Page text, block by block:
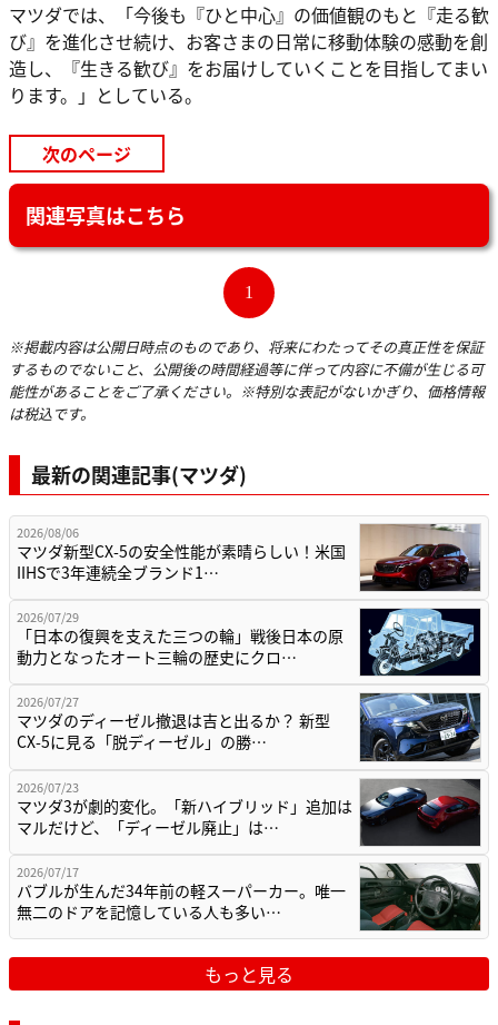
マツダでは、「今後も『ひと中心』の価値観のもと『走る歓
び』を進化させ続け、お客さまの日常に移動体験の感動を創
造し、『生きる歓び』をお届けしていくことを目指してまい
ります。」としている。
次のページ
関連写真はこちら
1
※掲載内容は公開日時点のものであり、将来にわたってその真正性を保証
するものでないこと、公開後の時間経過等に伴って内容に不備が生じる可
能性があることをご了承ください。※特別な表記がないかぎり、価格情報
は税込です。
最新の関連記事(マツダ)
2026/08/06
マツダ新型CX-5の安全性能が素晴らしい！米国
IIHSで3年連続全ブランド1…
2026/07/29
「日本の復興を支えた三つの輪」戦後日本の原
動力となったオート三輪の歴史にクロ…
2026/07/27
マツダのディーゼル撤退は吉と出るか？ 新型
CX-5に見る「脱ディーゼル」の勝…
2026/07/23
マツダ3が劇的変化。「新ハイブリッド」追加は
マルだけど、「ディーゼル廃止」は…
2026/07/17
バブルが生んだ34年前の軽スーパーカー。唯一
無二のドアを記憶している人も多い…
もっと見る